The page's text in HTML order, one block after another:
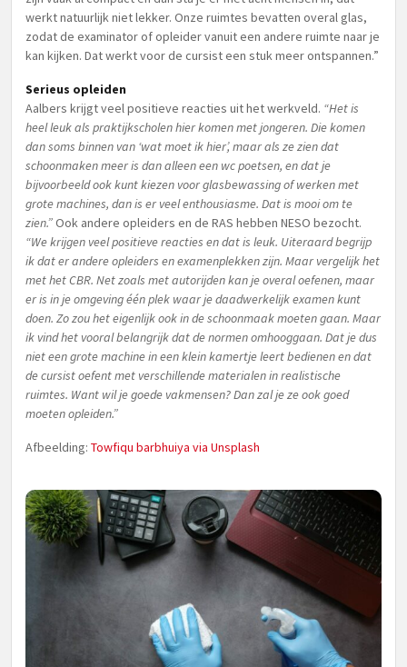
werkt natuurlijk niet lekker. Onze ruimtes bevatten overal glas,
zodat de examinator of opleider vanuit een andere ruimte naar je
kan kijken. Dat werkt voor de cursist een stuk meer ontspannen.”
Serieus opleiden
Aalbers krijgt veel positieve reacties uit het werkveld. “Het is
heel leuk als praktijkscholen hier komen met jongeren. Die komen
dan soms binnen van ‘wat moet ik hier’, maar als ze zien dat
schoonmaken meer is dan alleen een wc poetsen, en dat je
bijvoorbeeld ook kunt kiezen voor glasbewassing of werken met
grote machines, dan is er veel enthousiasme. Dat is mooi om te
zien.”Ook andere opleiders en de RAS hebben NESO bezocht.
“We krijgen veel positieve reacties en dat is leuk. Uiteraard begrijp
ik dat er andere opleiders en examenplekken zijn. Maar vergelijk het
met het CBR. Net zoals met autorijden kan je overal oefenen, maar
er is in je omgeving één plek waar je daadwerkelijk examen kunt
doen. Zo zou het eigenlijk ook in de schoonmaak moeten gaan. Maar
ik vind het vooral belangrijk dat de normen omhooggaan. Dat je dus
niet een grote machine in een klein kamertje leert bedienen en dat
de cursist oefent met verschillende materialen in realistische
ruimtes. Want wil je goede vakmensen? Dan zal je ze ook goed
moeten opleiden.”
Afbeelding: Towfiqu barbhuiya via Unsplash